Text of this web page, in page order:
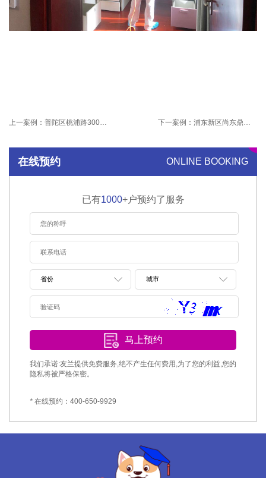
上一案例： 普陀区桃浦路300弄家庭治理-家庭除甲醛-友兰科技 下一案例： 浦东新区尚东鼎小区家庭除甲醛
ONLINE BOOKING
在线预约
已有1000+户预约了服务
马上预约
我们承诺:友兰提供免费服务,绝不产生任何费用,为了您的利益,您的
隐私将被严格保密。
* 在线预约：400-650-9929